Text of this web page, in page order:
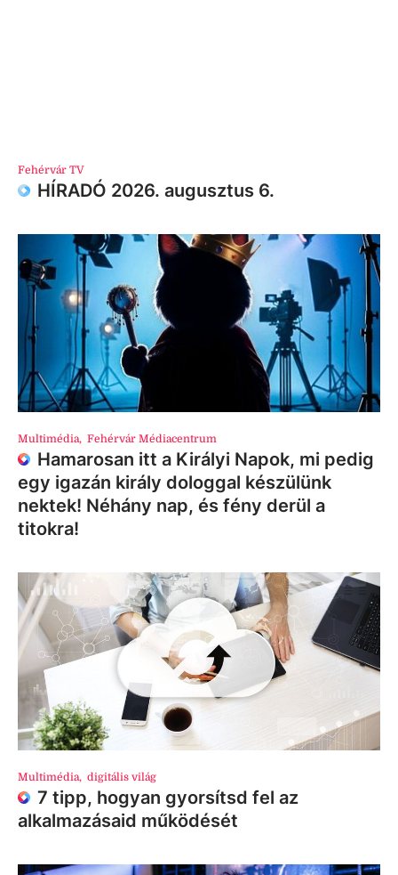
Fehérvár TV
HÍRADÓ 2026. augusztus 6.
Multimédia, Fehérvár Médiacentrum
Hamarosan itt a Királyi Napok, mi pedig
egy igazán király dologgal készülünk
nektek! Néhány nap, és fény derül a
titokra!
Multimédia, digitális világ
7 tipp, hogyan gyorsítsd fel az
alkalmazásaid működését